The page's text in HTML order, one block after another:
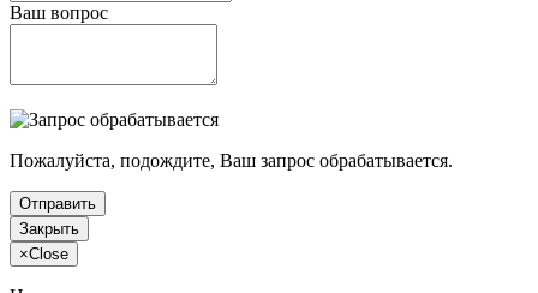
Ваш вопрос
Пожалуйста, подождите, Ваш запрос обрабатывается.
Отправить
Закрыть
×Close